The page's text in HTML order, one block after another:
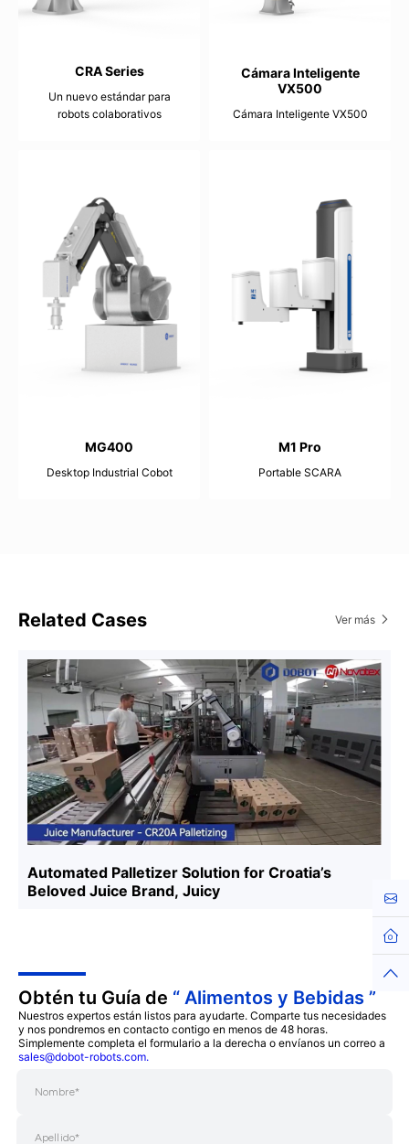
CRA Series
Un nuevo estándar para
robots colaborativos
Up to ±0.02mm
Cámara Inteligente
VX500
Cámara Inteligente VX500
MG400
Desktop Industrial Cobot
M1 Pro
Portable SCARA
Related Cases Ver más
Automated Palletizer Solution for Croatia’s
Beloved Juice Brand, Juicy
Obtén tu Guía de “ Alimentos y Bebidas ”
Nuestros expertos están listos para ayudarte. Comparte tus necesidades
y nos pondremos en contacto contigo en menos de 48 horas.
Simplemente completa el formulario a la derecha o envíanos un correo a
sales@dobot-robots.com.
Top